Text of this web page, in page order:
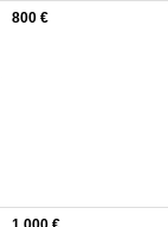
800 €